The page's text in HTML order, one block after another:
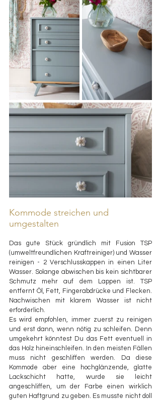
Kommode streichen und
umgestalten
Das gute Stück gründlich mit Fusion TSP
(umweltfreundlichen Kraftreiniger) und Wasser
reinigen - 2 Verschlusskappen in einen Liter
Wasser. Solange abwischen bis kein sichtbarer
Schmutz mehr auf dem Lappen ist. TSP
entfernt Öl, Fett, Fingerabdrücke und Flecken.
Nachwischen mit klarem Wasser ist nicht
erforderlich.
Es wird empfohlen, immer zuerst zu reinigen
und erst dann, wenn nötig zu schleifen. Denn
umgekehrt könntest Du das Fett eventuell in
das Holz hineinschleifen. In den meisten Fällen
muss nicht geschliffen werden. Da diese
Kommode aber eine hochglänzende, glatte
Lackschicht hatte, wurde sie leicht
angeschliffen, um der Farbe einen wirklich
guten Haftgrund zu geben. Es musste nicht doll